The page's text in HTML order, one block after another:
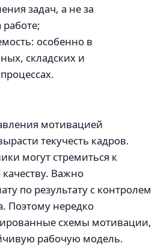
задач, а не за
работе;
особенно в
складских и
мотивацией
текучесть кадров.
могут стремиться к
Важно
по результату с контролем
Поэтому нередко
схемы мотивации,
рабочую модель.